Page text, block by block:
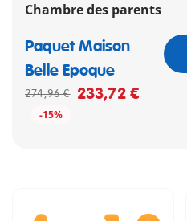
Chambre des parents
Paquet Maison
Belle Epoque
274,96 € 233,72 €
-15%